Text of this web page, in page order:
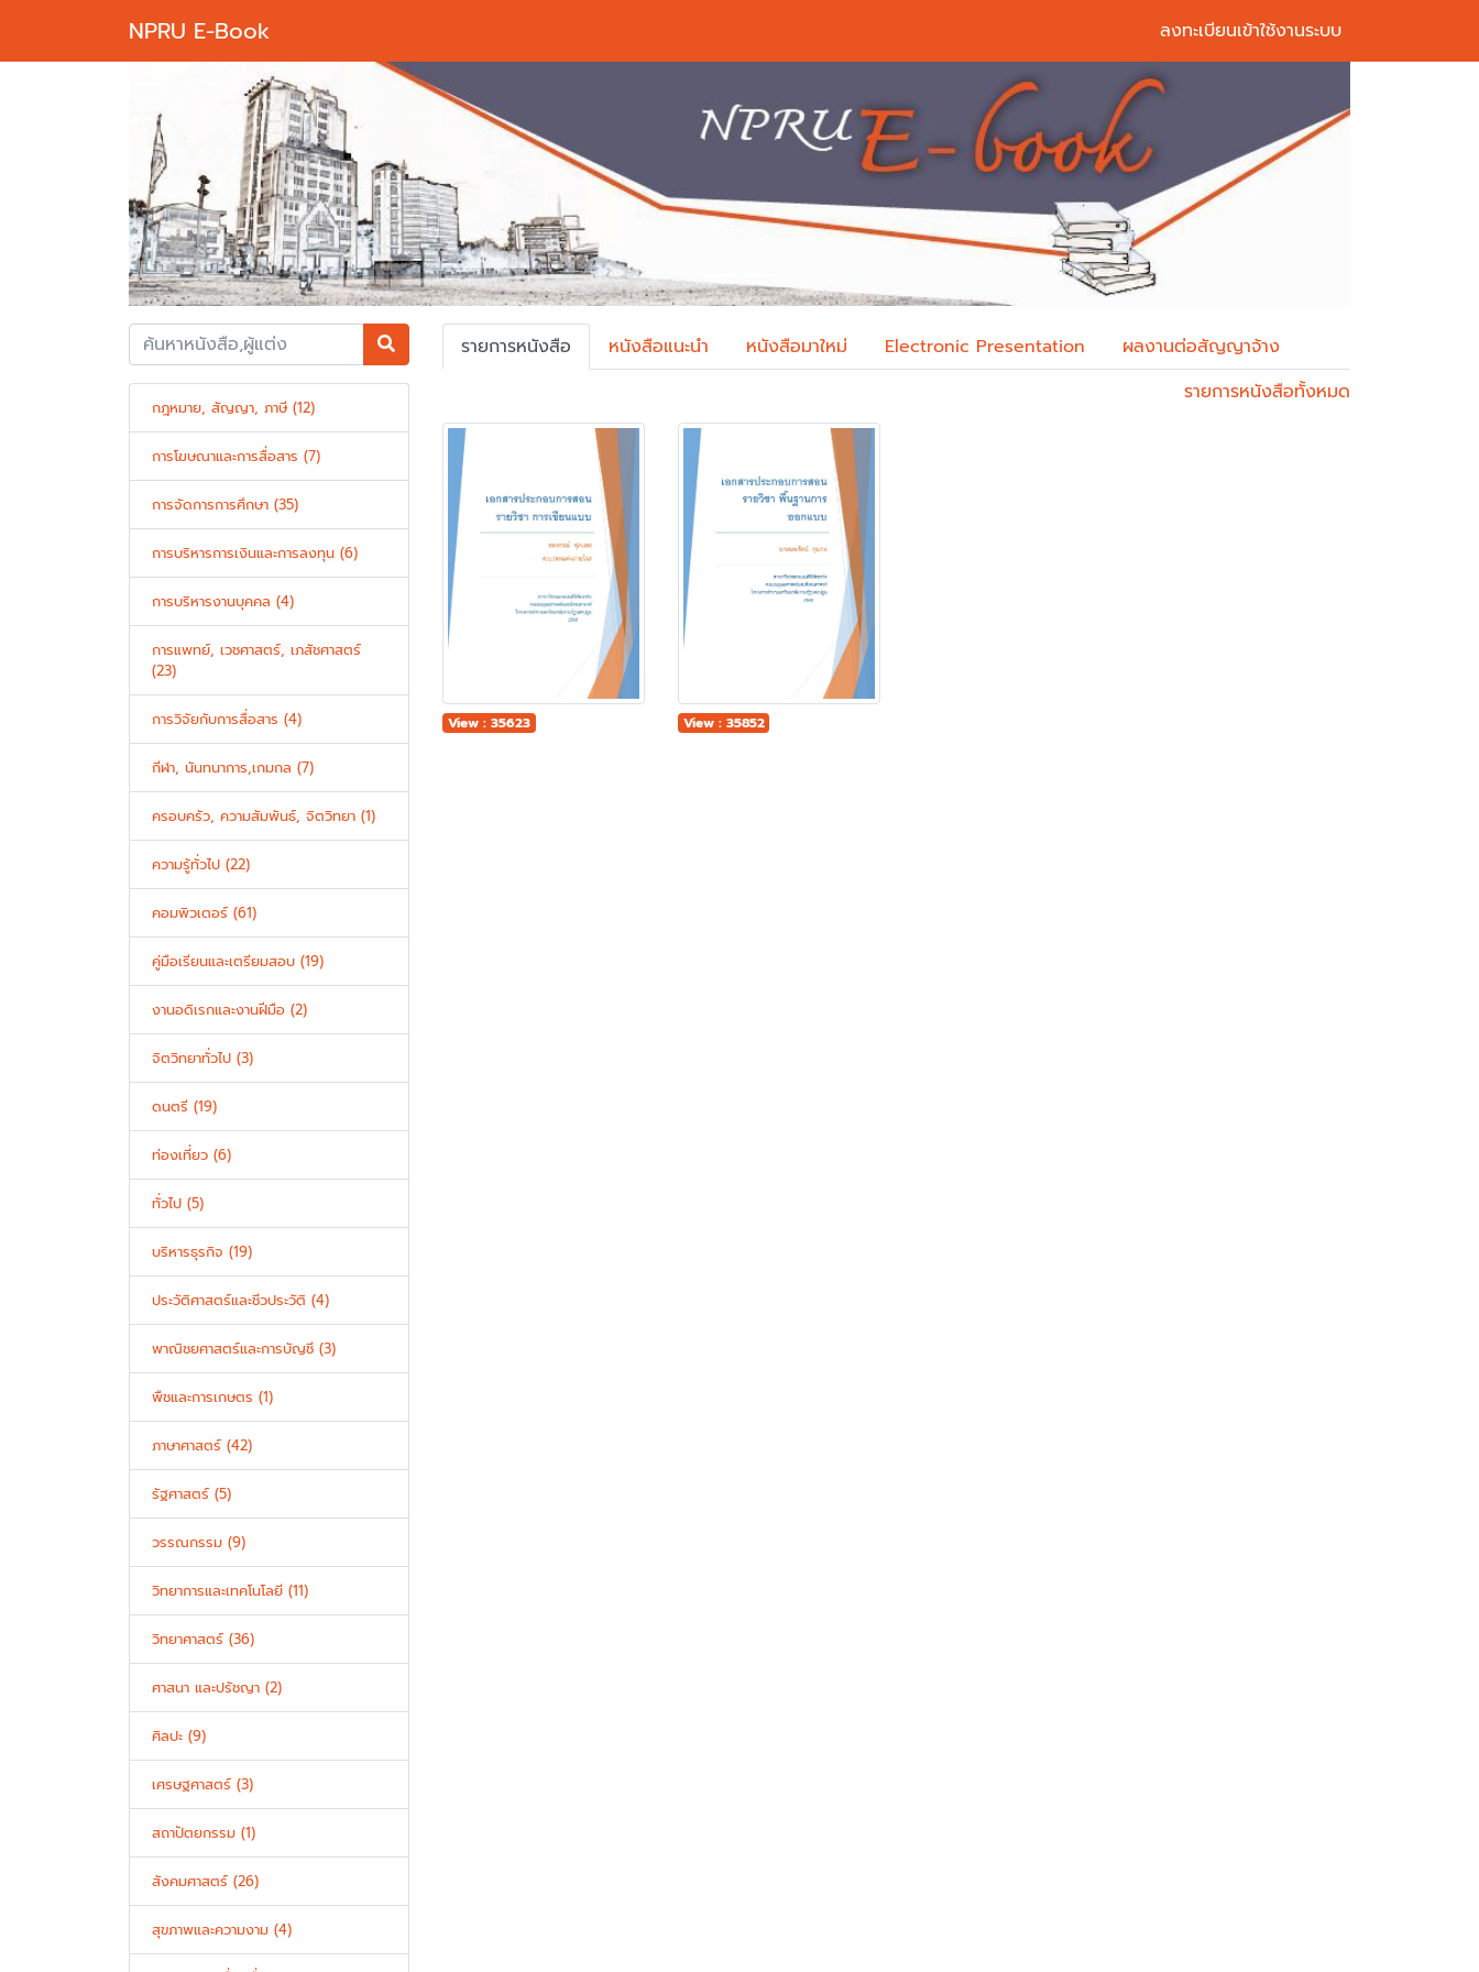
NPRU E-Book ลงทะเบียนเข้าใช้งานระบบ
Previous
กฎหมาย, สัญญา, ภาษี (12)
การโฆษณาและการสื่อสาร (7)
การจัดการการศึกษา (35)
การบริหารการเงินและการลงทุน (6)
การบริหารงานบุคคล (4)
การแพทย์, เวชศาสตร์, เภสัชศาสตร์
(23)
การวิจัยกับการสื่อสาร (4)
กีฬา, นันทนาการ,เกมกล (7)
ครอบครัว, ความสัมพันธ์, จิตวิทยา (1)
ความรู้ทั่วไป (22)
คอมพิวเตอร์ (61)
คู่มือเรียนและเตรียมสอบ (19)
งานอดิเรกและงานฝีมือ (2)
จิตวิทยาทั่วไป (3)
ดนตรี (19)
ท่องเที่ยว (6)
ทั่วไป (5)
บริหารธุรกิจ (19)
ประวัติศาสตร์และชีวประวัติ (4)
พาณิชยศาสตร์และการบัญชี (3)
พืชและการเกษตร (1)
ภาษาศาสตร์ (42)
รัฐศาสตร์ (5)
วรรณกรรม (9)
วิทยาการและเทคโนโลยี (11)
วิทยาศาสตร์ (36)
ศาสนา และปรัชญา (2)
ศิลปะ (9)
เศรษฐศาสตร์ (3)
สถาปัตยกรรม (1)
สังคมศาสตร์ (26)
สุขภาพและความงาม (4)
รายการหนังสือ หนังสือแนะนำ หนังสือมาใหม่ Electronic Presentation
ผลงานต่อสัญญาจ้าง
รายการหนังสือทั้งหมด
View : 35623 View : 35852